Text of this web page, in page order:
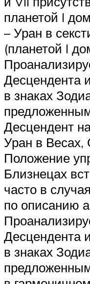
планетой I
– Уран в
(планетой I
Десцендента
в знаках
Десцендент
Уран в Весах,
Положение
Близнецах
часто в
по описанию
Десцендента
в знаках